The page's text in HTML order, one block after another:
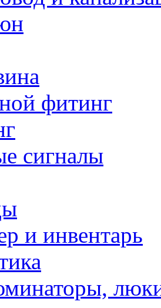
фитинг
сигналы
и инвентарь